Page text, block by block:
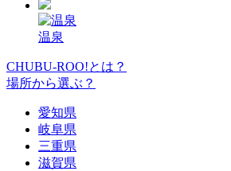
温泉
CHUBU-ROO!とは？
場所から選ぶ？
愛知県
岐阜県
三重県
滋賀県